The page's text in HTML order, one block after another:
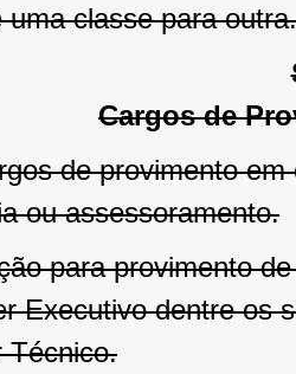
uma classe para outra.
Cargos de
de provimento
ou assessoramento.
para provimento
Executivo dentre os
Técnico.